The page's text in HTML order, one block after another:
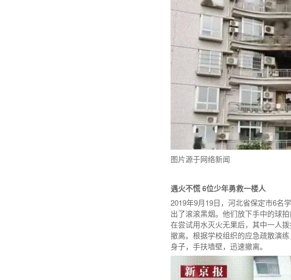
图片源于网络新闻
遇火不慌 6位少年勇救一楼人
2019年9月19日，河北省保定市6名
出了滚滚黑烟。他们放下手中的球
在尝试用水灭火无果后，其中一人
撤离。根据学校组织的应急疏散演
身子，手扶墙壁，迅速撤离。